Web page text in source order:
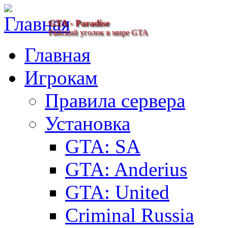
GTA - Paradise
Райский уголок в мире GTA
Главная
Игрокам
Правила сервера
Установка
GTA: SA
GTA: Anderius
GTA: United
Criminal Russia